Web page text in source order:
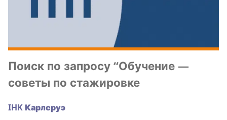
Поиск по запро­су “Обу­че­ние —
сове­ты по стажировке
IHK Карлсруэ